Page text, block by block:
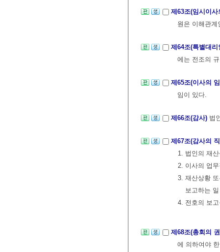
제63조(임시이
원은 이해관
제64조(특별대
에는 전조의
제65조(이사의
임이 있다.
제66조(감사) 법
제67조(감사의
1. 법인의 재
2. 이사의 업
3. 재산상황
보고하는 일
4. 전호의 보
제68조(총회의
에 의하여야